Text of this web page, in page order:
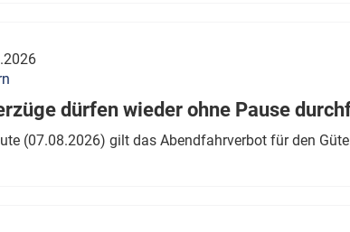
dürfen wieder ohne Pause
(07.08.2026) gilt das Abendfahrverbot für den